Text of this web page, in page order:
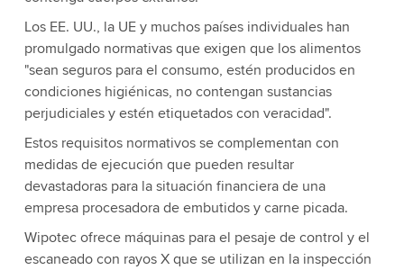
Los EE. UU., la UE y muchos países individuales han
promulgado normativas que exigen que los alimentos
"sean seguros para el consumo, estén producidos en
condiciones higiénicas, no contengan sustancias
perjudiciales y estén etiquetados con veracidad".
Estos requisitos normativos se complementan con
medidas de ejecución que pueden resultar
devastadoras para la situación financiera de una
empresa procesadora de embutidos y carne picada.
Wipotec ofrece máquinas para el pesaje de control y el
escaneado con rayos X que se utilizan en la inspección